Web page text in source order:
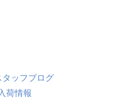
ッフブログ
荷情報